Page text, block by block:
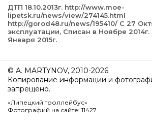
ДТП 18.10.2013г. http://www.moe-
lipetsk.ru/news/view/274145.html
http://gorod48.ru/news/195410/ С 27
эксплуатации, Cписан в Ноябре 2014г.
Января 2015г.
© A. MARTYNOV, 2010-2026
Копирование информации и
запрещено.
«Липецкий троллейбус»
Фотографий на сайте: 11427